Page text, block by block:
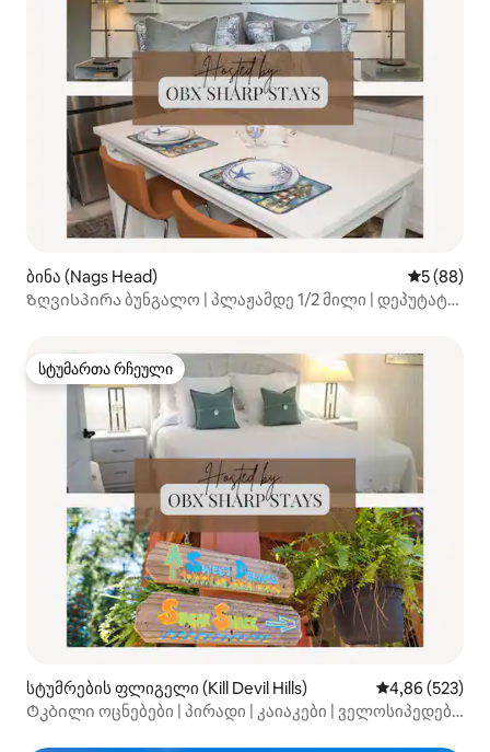
ბინა (Nags Head) საშუალო
5 (88)
Ზღვისპირა ბუნგალო | პლაჟამდე 1/2 მილი | დეპუტატი
სტუმართა რჩეული
სტუმართა რჩეული
სტუმრების ფლიგელი (Kill Devil Hills) საშუალო
4,86 (523)
Ტკბილი ოცნებები | პირადი | კაიაკები | ველოსიპედები